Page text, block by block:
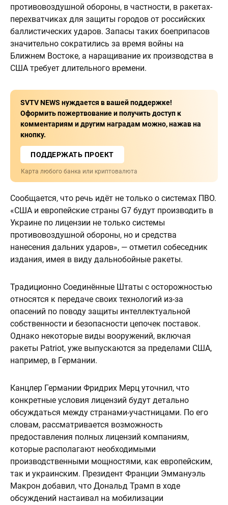
противовоздушной обороны, в частности, в ракетах-
перехватчиках для защиты городов от российских
баллистических ударов. Запасы таких боеприпасов
значительно сократились за время войны на
Ближнем Востоке, а наращивание их производства в
США требует длительного времени.
SVTV NEWS нуждается в вашей поддержке!
Оформить пожертвование и получить доступ к
комментариям и другим наградам можно, нажав на
кнопку.
ПОДДЕРЖАТЬ ПРОЕКТ
Карта любого банка или криптовалюта
Сообщается, что речь идёт не только о системах ПВО.
«США и европейские страны G7 будут производить в
Украине по лицензии не только системы
противовоздушной обороны, но и средства
нанесения дальних ударов», — отметил собеседник
издания, имея в виду дальнобойные ракеты.
Традиционно Соединённые Штаты с осторожностью
относятся к передаче своих технологий из-за
опасений по поводу защиты интеллектуальной
собственности и безопасности цепочек поставок.
Однако некоторые виды вооружений, включая
ракеты Patriot, уже выпускаются за пределами США,
например, в Германии.
Канцлер Германии Фридрих Мерц уточнил, что
конкретные условия лицензий будут детально
обсуждаться между странами-участницами. По его
словам, рассматривается возможность
предоставления полных лицензий компаниям,
которые располагают необходимыми
производственными мощностями, как европейским,
так и украинским. Президент Франции Эммануэль
Макрон добавил, что Дональд Трамп в ходе
обсуждений настаивал на мобилизации